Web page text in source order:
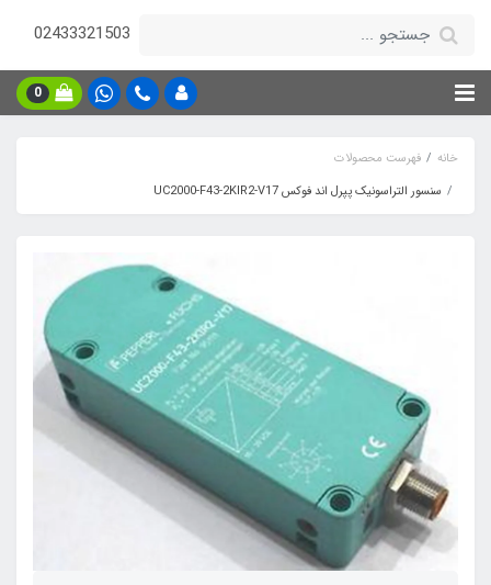
02433321503
0
خانه
فهرست محصولات
سنسور التراسونیک پپرل اند فوکس UC2000-F43-2KIR2-V17